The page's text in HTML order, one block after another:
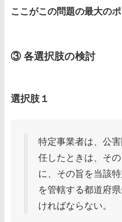
ここがこの問題の最大のポ
③ 各選択肢の検討
選択肢１
特定事業者は、公
任したときは、そ
に、その旨を当該
を管轄する都道府
ければならない。